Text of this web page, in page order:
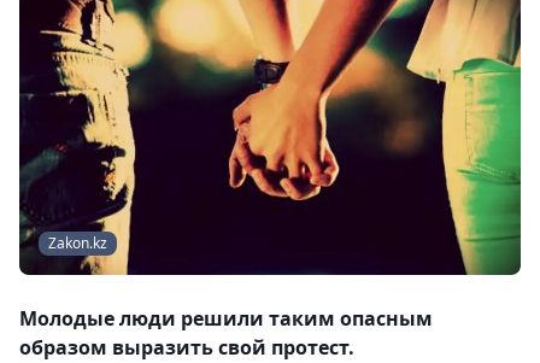
Zakon.kz
Молодые люди решили таким опасным
образом выразить свой протест.